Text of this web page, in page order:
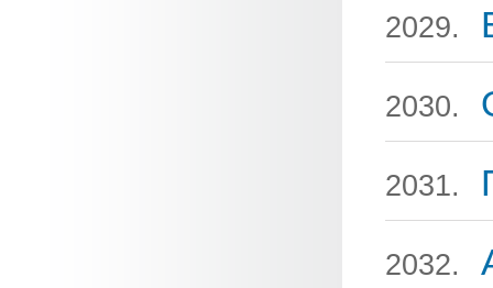
2029.
2030.
2031.
2032.